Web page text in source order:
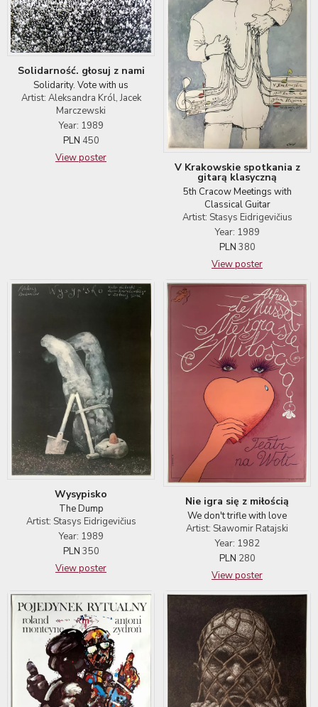
Solidarność. głosuj z nami
Solidarity. Vote with us
Artist: Aleksandra Król, Jacek
Marczewski
Year: 1989
PLN 450
View poster
V Krakowskie spotkania z
gitarą klasyczną
5th Cracow Meetings with
Classical Guitar
Artist: Stasys Eidrigevičius
Year: 1989
PLN 380
View poster
Wysypisko
The Dump
Artist: Stasys Eidrigevičius
Year: 1989
PLN 350
View poster
Nie igra się z miłością
We don't trifle with love
Artist: Sławomir Ratajski
Year: 1982
PLN 280
View poster